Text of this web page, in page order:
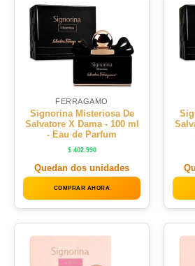
FERRAGAMO
Signorina Misteriosa De
Salvatore X Dama - 100 ml
- Eau de Parfum
$402.990
Quedan dos unidades
COMPRAR AHORA